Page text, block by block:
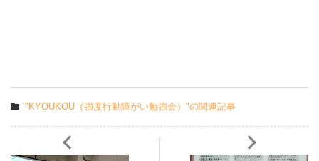
"KYOUKOU（強度行動障がい勉強会）"の関連記事